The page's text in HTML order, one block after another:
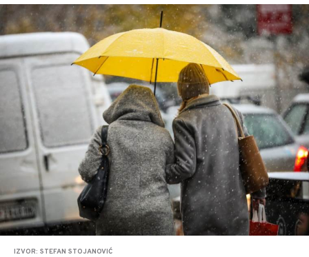
IZVOR: STEFAN STOJANOVIĆ